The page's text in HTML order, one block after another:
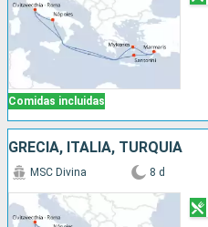
Comidas incluidas
GRECIA, ITALIA, TURQUÍA
MSC Divina 8 d